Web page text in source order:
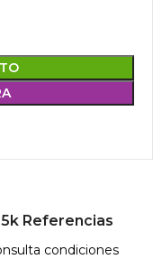
Referencias
condiciones